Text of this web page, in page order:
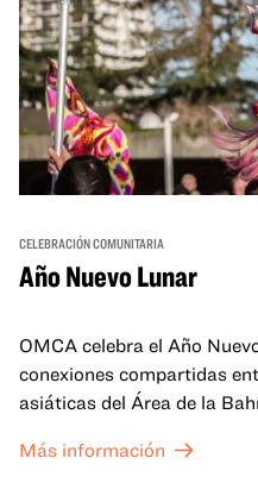
CELEBRACIÓN COMUNITARIA
Año Nuevo Lunar
OMCA celebra el Año
conexiones compartidas
asiáticas del Área de la
celebran y honran las
Más información